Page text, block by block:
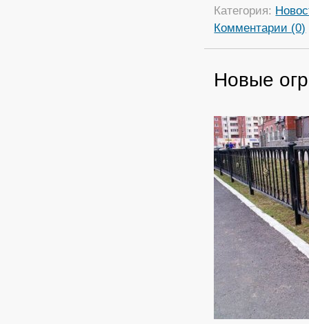
Категория:
Комментарии (0)
Новые